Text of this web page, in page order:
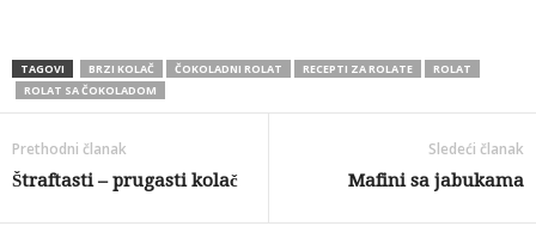
TAGOVI BRZI KOLAČ ČOKOLADNI ROLAT RECEPTI ZA ROLATE
ROLAT
ROLAT SA ČOKOLADOM
Prethodni članak
Štraftasti – prugasti kolač
Sledeći članak
Mafini sa jabukama